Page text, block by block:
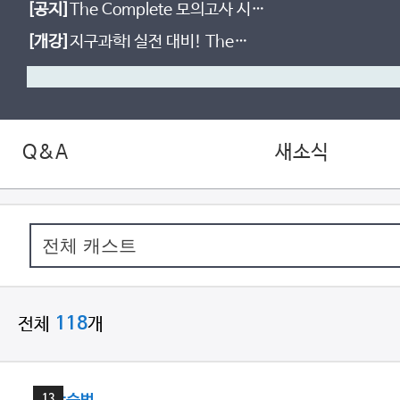
[공지]
The Complete 모의고사 시즌
2 등급컷!
[개강] 지구과학I 실전 대비! The
Q&A 새소식
전체 118개